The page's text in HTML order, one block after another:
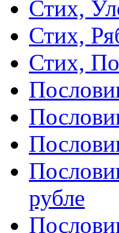
Стих,
Стих,
Стих,
рубле